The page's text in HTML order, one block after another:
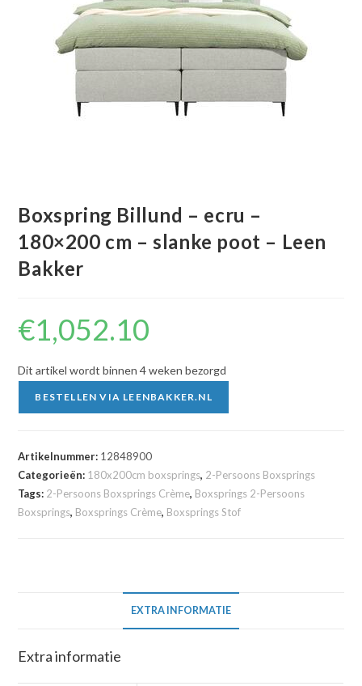
Boxspring Billund – ecru –
180×200 cm – slanke poot – Leen
Bakker
€1,052.10
Dit artikel wordt binnen 4 weken bezorgd
BESTELLEN VIA LEENBAKKER.NL
Artikelnummer: 12848900
Categorieën: 180x200cm boxsprings, 2-Persoons Boxsprings
Tags: 2-Persoons Boxsprings Crème, Boxsprings 2-Persoons
Boxsprings, Boxsprings Crème, Boxsprings Stof
EXTRA INFORMATIE
Extra informatie